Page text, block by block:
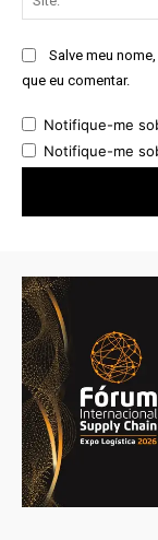
Salve meu
que eu comentar.
Notifique-me
Notifique-me